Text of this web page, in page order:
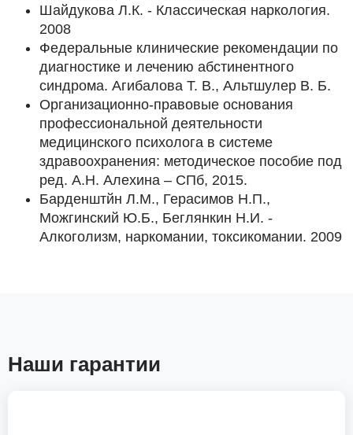
Шайдукова Л.К. - Классическая наркология.
2008
Федеральные клинические рекомендации по
диагностике и лечению абстинентного
синдрома. Агибалова Т. В., Альтшулер В. Б.
Организационно-правовые основания
профессиональной деятельности
медицинского психолога в системе
здравоохранения: методическое пособие под
ред. А.Н. Алехина – СПб, 2015.
Барденштйн Л.М., Герасимов Н.П.,
Можгинский Ю.Б., Беглянкин Н.И. -
Алкоголизм, наркомании, токсикомании. 2009
Наши гарантии